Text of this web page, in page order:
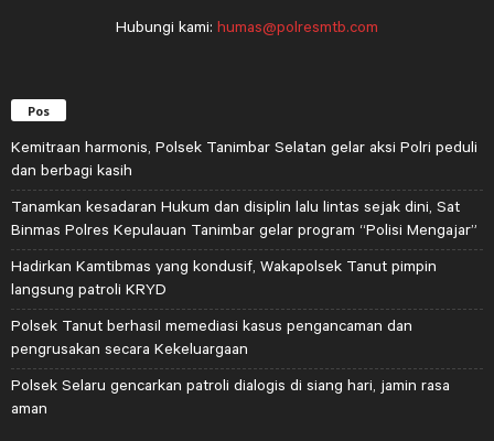
Hubungi kami: humas@polresmtb.com
Pos
Kemitraan harmonis, Polsek Tanimbar Selatan gelar aksi Polri peduli
dan berbagi kasih
Tanamkan kesadaran Hukum dan disiplin lalu lintas sejak dini, Sat
Binmas Polres Kepulauan Tanimbar gelar program “Polisi Mengajar”
Hadirkan Kamtibmas yang kondusif, Wakapolsek Tanut pimpin
langsung patroli KRYD
Polsek Tanut berhasil memediasi kasus pengancaman dan
pengrusakan secara Kekeluargaan
Polsek Selaru gencarkan patroli dialogis di siang hari, jamin rasa
aman